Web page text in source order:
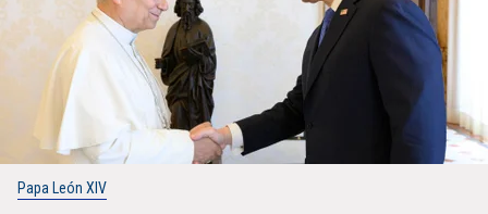
Papa León XIV